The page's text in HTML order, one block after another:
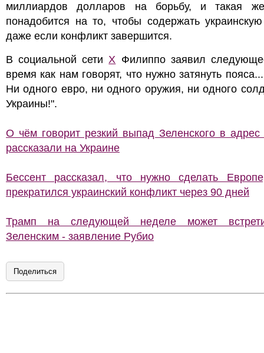
миллиардов долларов на борьбу, и такая
понадобится на то, чтобы содержать
даже если конфликт завершится.
В социальной сетиX Филиппо заявил
время как нам говорят, что нужно затянуть
Ни одного евро, ни одного оружия, ни одного
Украины!".
О чём говорит резкий выпад Зеленского в адрес
рассказали на Украине
Бессент рассказал, что нужно сделать
прекратился украинский конфликт через 90 дней
Трамп на следующей неделе может
Зеленским - заявление Рубио
Поделиться